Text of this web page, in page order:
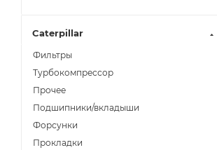
Caterpillar
Фильтры
Турбокомпрессор
Прочее
Подшипники/вкладыши
Форсунки
Прокладки